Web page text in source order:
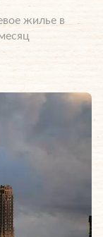
жилье в